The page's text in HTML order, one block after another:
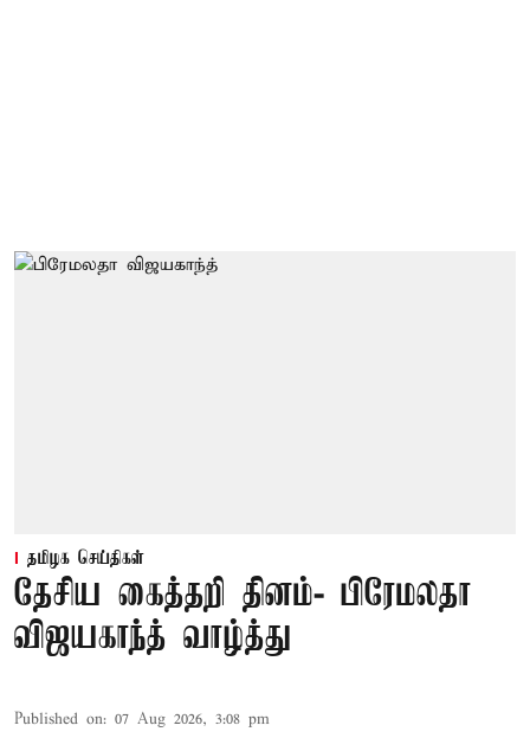
தமிழக செய்திகள்
தேசிய கைத்தறி தினம்- பிரேமலதா
விஜயகாந்த் வாழ்த்து
Published on: 07 Aug 2026, 3:08 pm